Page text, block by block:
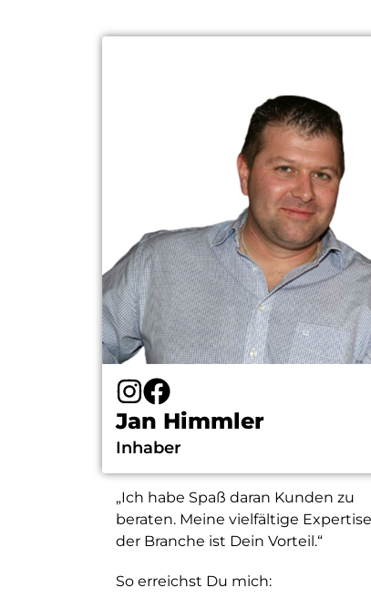
Jan Himmler
Inhaber
„Ich habe Spaß daran Kunden zu
beraten. Meine vielfältige
der Branche ist Dein Vorteil.“
So erreichst Du mich: